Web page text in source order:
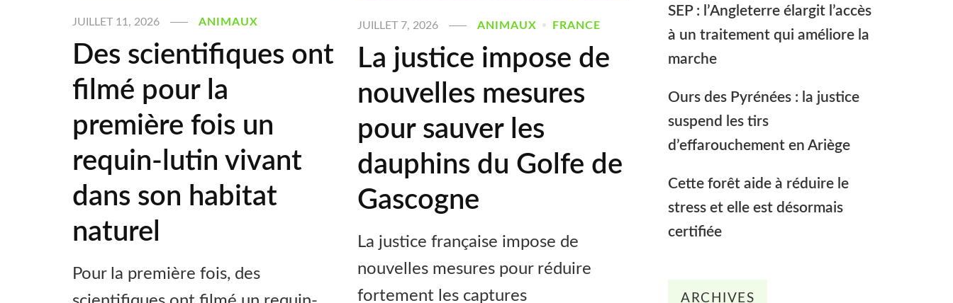
JUILLET 11, 2026 ANIMAUX
Des scientifiques ont
filmé pour la
première fois un
requin-lutin vivant
dans son habitat
naturel
Pour la première fois, des
JUILLET 7, 2026 ANIMAUX FRANCE
La justice impose de
nouvelles mesures
pour sauver les
dauphins du Golfe de
Gascogne
La justice française impose de
nouvelles mesures pour réduire
fortement les captures
SEP : l’Angleterre élargit l’accès
à un traitement qui améliore la
marche
Ours des Pyrénées : la justice
suspend les tirs
d’effarouchement en Ariège
Cette forêt aide à réduire le
stress et elle est désormais
certifiée
ARCHIVES